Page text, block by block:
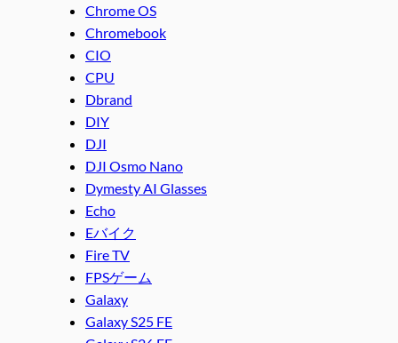
Chrome OS
Chromebook
CIO
CPU
Dbrand
DIY
DJI
DJI Osmo Nano
Dymesty AI Glasses
Echo
Eバイク
Fire TV
FPSゲーム
Galaxy
Galaxy S25 FE